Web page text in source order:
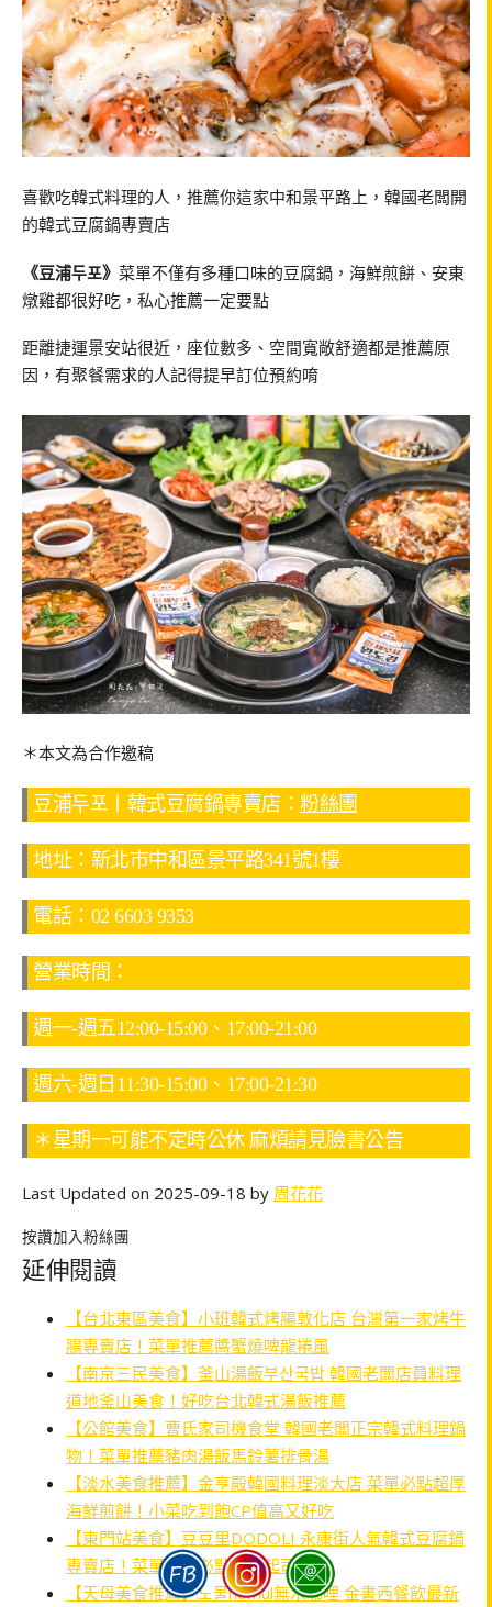
喜歡吃韓式料理的人，推薦你這家中和景平路上，韓國老闆開
的韓式豆腐鍋專賣店
《豆浦두포》 菜單不僅有多種口味的豆腐鍋，海鮮煎餅、安東
燉雞都很好吃，私心推薦一定要點
距離捷運景安站很近，座位數多、空間寬敞舒適都是推薦原
因，有聚餐需求的人記得提早訂位預約唷
＊本文為合作邀稿
豆浦두포丨韓式豆腐鍋專賣店： 粉絲團
地址：新北市中和區景平路341號1樓
電話：02 6603 9353
營業時間：
週一-週五12:00-15:00、17:00-21:00
週六-週日11:30-15:00、17:00-21:30
＊星期一可能不定時公休 麻煩請見臉書公告
Last Updated on 2025-09-18 by 周花花
按讚加入粉絲團
延伸閱讀
【台北東區美食】小班韓式烤腸敦化店 台灣第一家烤牛
腸專賣店！菜單推薦醬蟹燒啤龍捲風
【南京三民美食】釜山湯飯부산국밥 韓國老闆店員料理
道地釜山美食！好吃台北韓式湯飯推薦
【公館美食】曹氏家司機食堂 韓國老闆正宗韓式料理鍋
物！菜單推薦豬肉湯飯馬鈴薯排骨湯
【淡水美食推薦】金亨殿韓國料理淡大店 菜單必點超厚
海鮮煎餅！小菜吃到飽CP值高又好吃
【東門站美食】豆豆里DODOLI 永康街人氣韓式豆腐鍋
專賣店！菜單推薦必點泡菜起司煎餅
【天母美食推薦】노물nomul無水咖哩 金書西餐飲最新